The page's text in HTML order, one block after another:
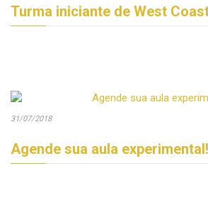
Turma iniciante de West
31/07/2018
Agende sua aula